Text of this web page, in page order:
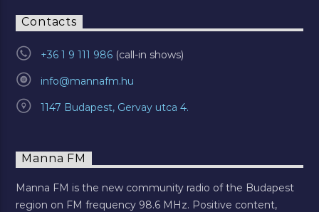
Contacts
+36 1 9 111 986
info@mannafm.hu
1147 Budapest, Gervay utca 4.
Manna FM
Manna FM is the new community radio of the Budapest
region on FM frequency 98.6 MHz. Positive content,